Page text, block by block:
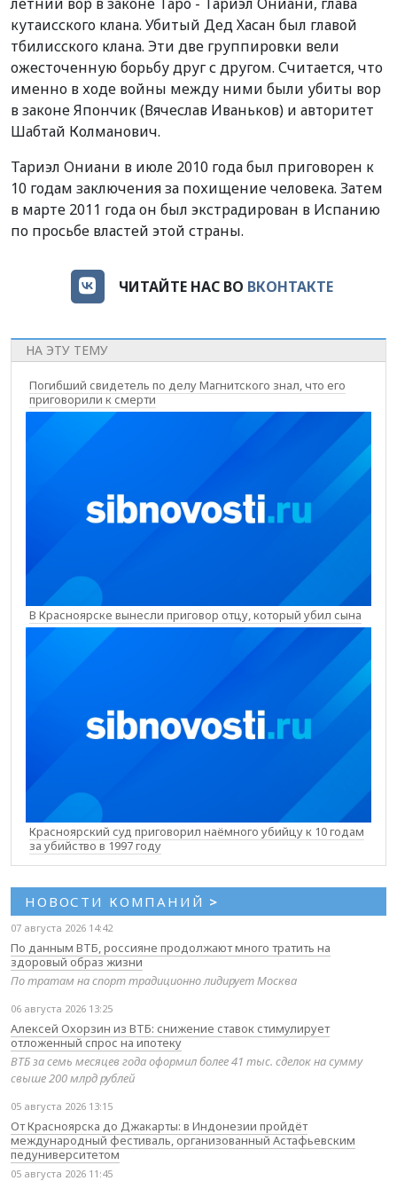
кутаисского клана. Убитый Дед Хасан был главой
тбилисского клана. Эти две группировки вели
ожесточенную борьбу друг с другом. Считается, что
именно в ходе войны между ними были убиты вор
в законе Япончик (Вячеслав Иваньков) и авторитет
Шабтай Колманович.
Тариэл Ониани в июле 2010 года был приговорен к
10 годам заключения за похищение человека. Затем
в марте 2011 года он был экстрадирован в Испанию
по просьбе властей этой страны.
ЧИТАЙТЕ НАС ВО ВКОНТАКТЕ
НА ЭТУ ТЕМУ
Погибший свидетель по делу Магнитского знал, что его
приговорили к смерти
В Красноярске вынесли приговор отцу, который убил сына
Красноярский суд приговорил наёмного убийцу к 10 годам
за убийство в 1997 году
НОВОСТИ КОМПАНИЙ >
07 августа 2026 14:42
По данным ВТБ, россияне продолжают много тратить на
здоровый образ жизни
По тратам на спорт традиционно лидирует Москва
06 августа 2026 13:25
Алексей Охорзин из ВТБ: снижение ставок стимулирует
отложенный спрос на ипотеку
ВТБ за семь месяцев года оформил более 41 тыс. сделок на сумму
свыше 200 млрд рублей
05 августа 2026 13:15
От Красноярска до Джакарты: в Индонезии пройдёт
международный фестиваль, организованный Астафьевским
педуниверситетом
05 августа 2026 11:45